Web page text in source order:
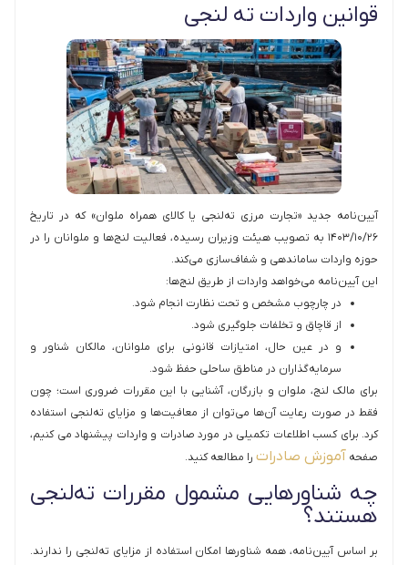
قوانین واردات ته لنجی
آیین‌نامه جدید «تجارت مرزی ته‌لنجی یا کالای همراه ملوان» که در تاریخ
۱۴۰۳/۱۰/۲۶ به تصویب هیئت وزیران رسیده، فعالیت لنج‌ها و ملوانان را در
حوزه واردات ساماندهی و شفاف‌سازی می‌کند.
این آیین‌نامه می‌خواهد واردات از طریق لنج‌ها:
در چارچوب مشخص و تحت نظارت انجام شود.
از قاچاق و تخلفات جلوگیری شود.
و در عین حال، امتیازات قانونی برای ملوانان، مالکان شناور و
سرمایه‌گذاران در مناطق ساحلی حفظ شود.
برای مالک لنج، ملوان و بازرگان، آشنایی با این مقررات ضروری است؛ چون
فقط در صورت رعایت آن‌ها می‌توان از معافیت‌ها و مزایای ته‌لنجی استفاده
کرد. برای کسب اطلاعات تکمیلی در مورد صادرات و واردات پیشنهاد می کنیم،
صفحه آموزش صادرات را مطالعه کنید.
چه شناورهایی مشمول مقررات ته‌لنجی
هستند؟
بر اساس آیین‌نامه، همه شناورها امکان استفاده از مزایای ته‌لنجی را ندارند.